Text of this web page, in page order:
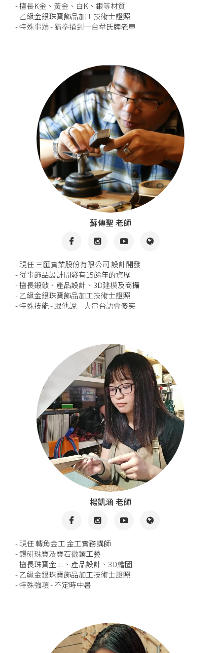
- 擅長K金、黃金、白K、銀等材質
- 乙級金銀珠寶飾品加工技術士證照
- 特殊事蹟 - 猜拳搶到一台韋氏牌老車
蘇傳聖 老師
- 現任 三匯實業股份有限公司 設計開發
- 從事飾品設計開發有15餘年的資歷
- 擅長鍛敲、產品設計、3D建模及商攝
- 乙級金銀珠寶飾品加工技術士證照
- 特殊技能 - 跟他說一大串台語會傻笑
楊凱涵 老師
- 現任 轉角金工 金工實務講師
- 鑽研珠寶及寶石微鑲工藝
- 擅長珠寶金工、產品設計、3D繪圖
- 乙級金銀珠寶飾品加工技術士證照
- 特殊強項 - 不定時中暑